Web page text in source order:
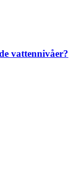
vattennivåer?